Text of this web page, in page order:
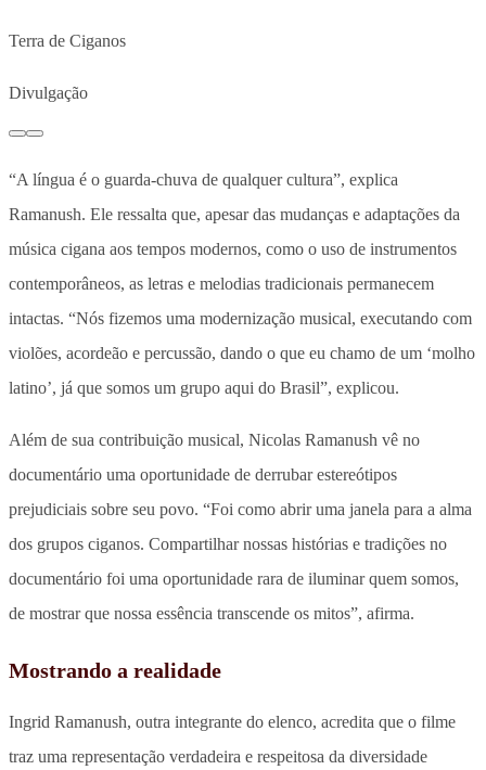
Terra de Ciganos
Divulgação
“A língua é o guarda-chuva de qualquer cultura”, explica
Ramanush. Ele ressalta que, apesar das mudanças e adaptações da
música cigana aos tempos modernos, como o uso de instrumentos
contemporâneos, as letras e melodias tradicionais permanecem
intactas. “Nós fizemos uma modernização musical, executando com
violões, acordeão e percussão, dando o que eu chamo de um ‘molho
latino’, já que somos um grupo aqui do Brasil”, explicou.
Além de sua contribuição musical, Nicolas Ramanush vê no
documentário uma oportunidade de derrubar estereótipos
prejudiciais sobre seu povo. “Foi como abrir uma janela para a alma
dos grupos ciganos. Compartilhar nossas histórias e tradições no
documentário foi uma oportunidade rara de iluminar quem somos,
de mostrar que nossa essência transcende os mitos”, afirma.
Mostrando a realidade
Ingrid Ramanush, outra integrante do elenco, acredita que o filme
traz uma representação verdadeira e respeitosa da diversidade